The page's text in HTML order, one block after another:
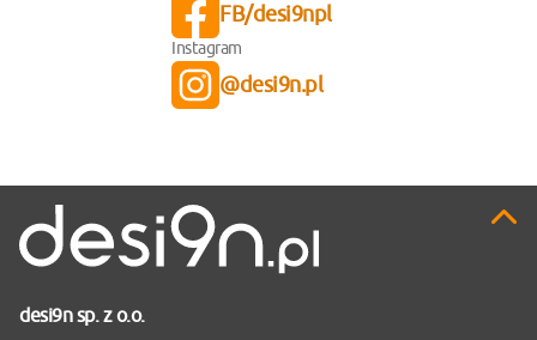
FB/desi9npl
Instagram
@desi9n.pl
desi9n sp. z o.o.